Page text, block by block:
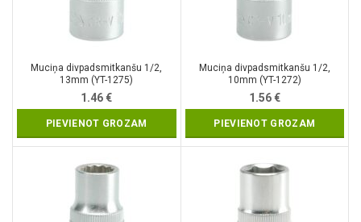
Muciņa divpadsmitkanšu 1/2,
13mm (YT-1275)
1.46€
PIEVIENOT GROZAM
Muciņa divpadsmitkanšu 1/2,
10mm (YT-1272)
1.56€
PIEVIENOT GROZAM